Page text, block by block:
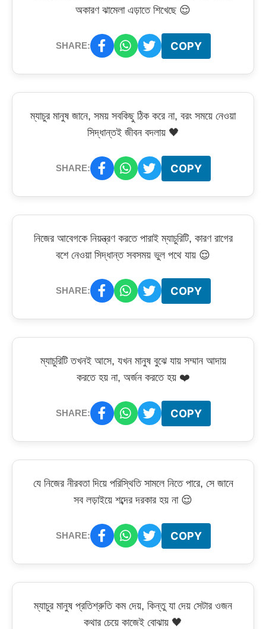
অকারণ ঝামেলা এড়াতে শিখেছে 😌
SHARE: COPY
ম্যাচুর মানুষ জানে, সময় সবকিছু ঠিক করে না, বরং সময়ে নেওয়া
সিদ্ধান্তই জীবন বদলায় 🖤
SHARE: COPY
নিজের আবেগকে নিয়ন্ত্রণ করতে পারাই ম্যাচুরিটি, কারণ রাগের
বশে নেওয়া সিদ্ধান্ত সবসময় ভুল পথে যায় 😌
SHARE: COPY
ম্যাচুরিটি তখনই আসে, যখন মানুষ বুঝে যায় সম্মান আদায়
করতে হয় না, অর্জন করতে হয় ❤️
SHARE: COPY
যে নিজের নীরবতা দিয়ে পরিস্থিতি সামলে নিতে পারে, সে জানে
সব লড়াইয়ে শব্দের দরকার হয় না 😌
SHARE: COPY
ম্যাচুর মানুষ প্রতিশ্রুতি কম দেয়, কিন্তু যা দেয় সেটার ওজন
কথার চেয়ে কাজেই বোঝায় 🖤